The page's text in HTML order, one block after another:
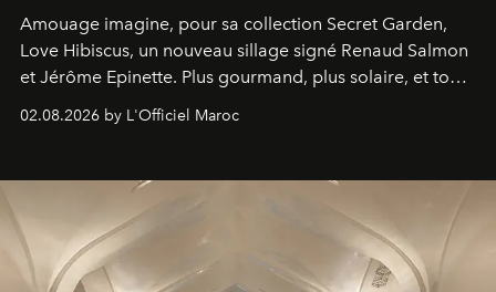
Amouage imagine, pour sa collection Secret Garden,
Love Hibiscus, un nouveau sillage signé Renaud Salmon
et Jérôme Epinette. Plus gourmand, plus solaire, et tout
à fait irrésistible.
02.08.2026 by L'Officiel Maroc